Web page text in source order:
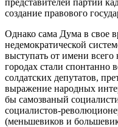
создание правового
Однако сама Дума в свое
недемократической
выступать от имени
городах стали спонтанно
солдатских депутатов,
выражение народных
бы самозваный
социалистов-
(меньшевиков и